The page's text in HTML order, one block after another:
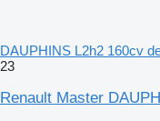
DAUPHINS L2h2 160cv
23
Renault Master